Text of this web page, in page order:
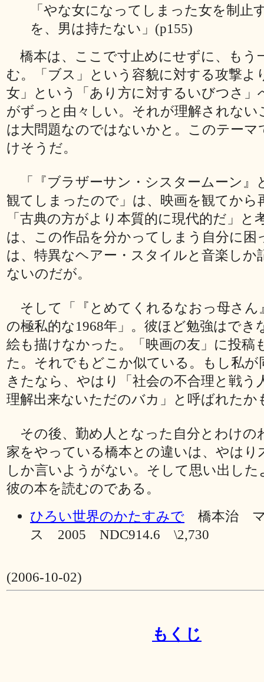
「やな女になってしまった女を制止
を、男は持たない」(p155)
橋本は、ここで寸止めにせずに、もう
む。「ブス」という容貌に対する攻撃よ
女」という「あり方に対するいびつさ」
がずっと由々しい。それが理解されない
は大問題なのではないかと。このテーマ
けそうだ。
「『ブラザーサン・シスタームーン』
観てしまったので」は、映画を観てから
「古典の方がより本質的に現代的だ」と
は、この作品を分かってしまう自分に困
は、特異なヘアー・スタイルと音楽しか
ないのだが。
そして「『とめてくれるなおっ母さん
の極私的な1968年」。彼ほど勉強はでき
絵も描けなかった。「映画の友」に投稿
た。それでもどこか似ている。もし私が
きたなら、やはり「社会の不合理と戦う
理解出来ないただのバカ」と呼ばれたか
その後、勤め人となった自分とわけの
家をやっている橋本との違いは、やはり
しか言いようがない。そして思い出し
彼の本を読むのである。
ひろい世界のかたすみで 橋本治 マ
ス 2005 NDC914.6 \2,730
(2006-10-02)
もくじ